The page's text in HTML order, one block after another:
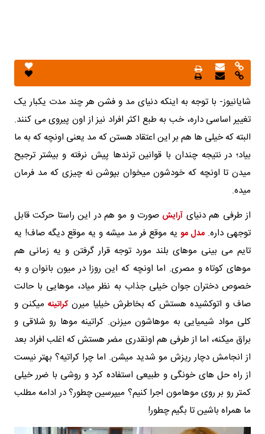
شایانیوز- با توجه به اینکه دنیای مد و فشن هر چند مدت یکبار یک
تغییر اساسی داره، خب به طبع اکثر افراد نیز از اون پیروی می کنند.
البته که خیلی ها هم بر این اعتقاد هستن که مد یعنی اونچه که به ما
بیاد؛ در نتیجه چندان با قوانین ترندها پیش نرفته و بیشتر ترجیح
میدن تا اونچه که خودشون میخوان بپوشن نه چیزی که مد فرمان
میده.
از طرفی هم دنیای آرایش صورت و مو هم در این راستا حرکت قابل
توجهی داره. مدل مویه موقع فر مد میشه و یه موقع دیگه صاف! یه
تایم می بینی موهای بلند مورد توجه قرار گرفتن و یه زمانی هم
موهای کوتاه و مصری. اما اونچه که این روزا در میون بانوان و به
خصوص دختران جوان خیلی جذاب به نظر میاد، موهایی با حالت
صاف و اتوکشیده هستش که بخاطرش خیلیا میرنکراتینه میکنن و
کلی مواد شیمیایی به موهاشون میزنن. کراتینه موها رو شلاقی و
براق میکنه، اما از طرفی هم اونقدری مضر هستش که اغلب افراد بعد
از انجامش دچار ریزش مو شدید میشن. اما چرا کراتیه؟ بهتر نیست
از راه حل های خونگی و طبیعی استفاده کرد و روشی با ضرر خیلی
کمتر رو بر روی موهامون اجرا کنیم؟ میپرسین چطور؟ در ادامه مطلب
ما همراه باشین تا بگیم چطور!